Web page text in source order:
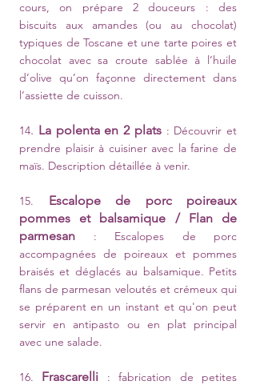
cours, on prépare 2 douceurs : des
biscuits aux amandes (ou au chocolat)
typiques de Toscane et une tarte poires et
chocolat avec sa croute sablée à l’huile
d’olive qu’on façonne directement dans
l’assiette de cuisson.
14. La polenta en 2 plats : Découvrir et
prendre plaisir à cuisiner avec la farine de
maïs. Description détaillée à venir.
15. Escalope de porc poireaux
pommes et balsamique / Flan de
parmesan
: Escalopes de porc
accompagnées de poireaux et pommes
braisés et déglacés au balsamique. Petits
flans de parmesan veloutés et crémeux qui
se préparent en un instant et qu'on peut
servir en antipasto ou en plat principal
avec une salade.
16. Frascarelli : fabrication de petites